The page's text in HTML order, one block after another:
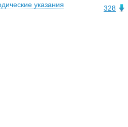
328
указания